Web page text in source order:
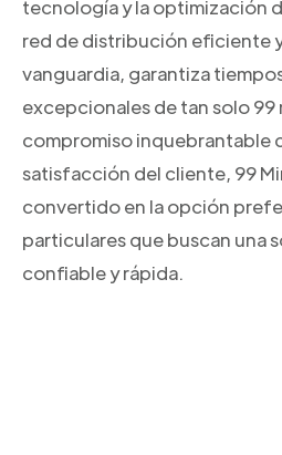
tecnología y la optimización
red de distribución eficiente
vanguardia, garantiza
excepcionales de tan solo 99
compromiso inquebrantable
satisfacción del cliente, 99
convertido en la opción
particulares que buscan una
confiable y rápida.